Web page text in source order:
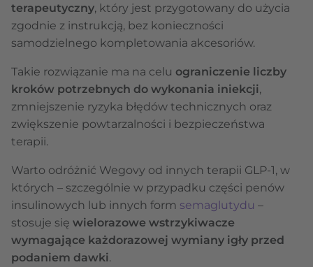
terapeutyczny, który jest przygotowany do użycia
zgodnie z instrukcją, bez konieczności
samodzielnego kompletowania akcesoriów.
Takie rozwiązanie ma na celu ograniczenie liczby
kroków potrzebnych do wykonania iniekcji,
zmniejszenie ryzyka błędów technicznych oraz
zwiększenie powtarzalności i bezpieczeństwa
terapii.
Warto odróżnić Wegovy od innych terapii GLP-1, w
których – szczególnie w przypadku części penów
insulinowych lub innych form semaglutydu –
stosuje się wielorazowe wstrzykiwacze
wymagające każdorazowej wymiany igły przed
podaniem dawki.